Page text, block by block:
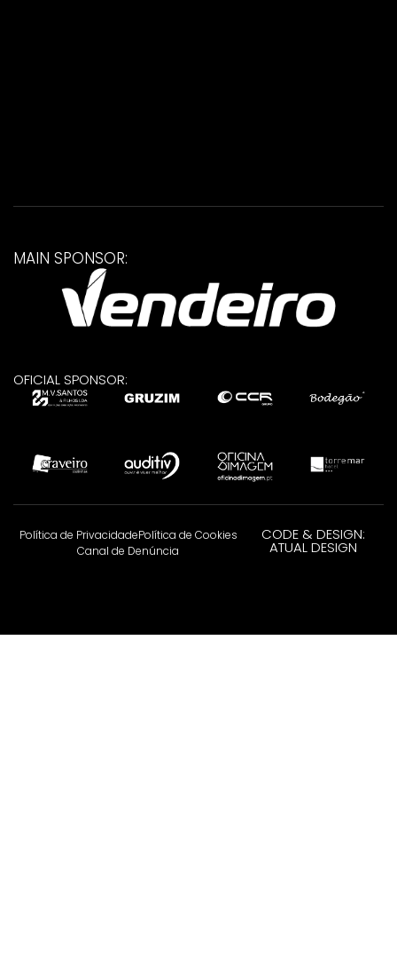
MAIN SPONSOR:
OFICIAL SPONSOR:
Política de PrivacidadePolítica de Cookies
Canal de Denúncia
CODE & DESIGN:
ATUAL DESIGN